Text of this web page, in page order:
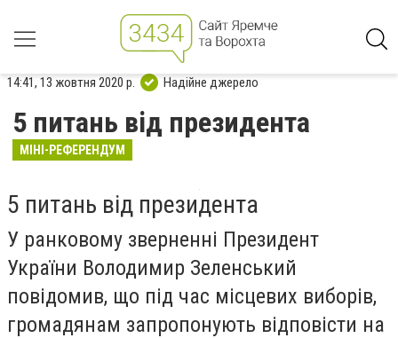
14:41, 13 жовтня 2020 р. Надійне джерело
5 питань від президента
МІНІ-РЕФЕРЕНДУМ
5 питань від президента
У ранковому зверненні Президент
України Володимир Зеленський
повідомив, що під час місцевих виборів,
громадянам запропонують відповісти на